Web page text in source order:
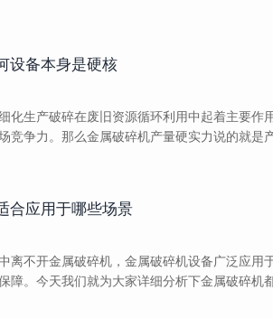
设备本身是硬核
化生产破碎在废旧资源循环利用中起着主要作
竞争力。那么金属破碎机产量硬实力说的就是
合应用于哪些场景
离不开金属破碎机，金属破碎机设备广泛应用
障。今天我们就为大家详细分析下金属破碎机